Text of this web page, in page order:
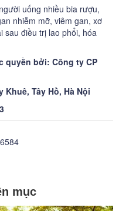
uống nhiều bia rượu,
nhiễm mỡ, viêm gan, xơ
sau điều trị lao phổi, hóa
quyền bởi: Công ty CP
Khuê, Tây Hồ, Hà Nội
mục